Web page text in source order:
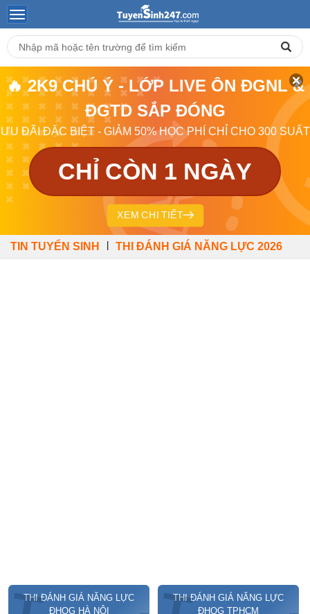
🔥 2K9 CHÚ Ý - LỚP LIVE ÔN ĐGNL &
ĐGTD SẮP ĐÓNG
ƯU ĐÃI ĐẶC BIỆT - GIẢM 50% HỌC PHÍ CHỈ CHO 300 SUẤT
CHỈ CÒN 1 NGÀY
XEM CHI TIẾT
TIN TUYỂN SINH THI ĐÁNH GIÁ NĂNG LỰC 2026
THI ĐÁNH GIÁ NĂNG LỰC
ĐHQG HÀ NỘI
THI ĐÁNH GIÁ NĂNG LỰC
ĐHQG TPHCM